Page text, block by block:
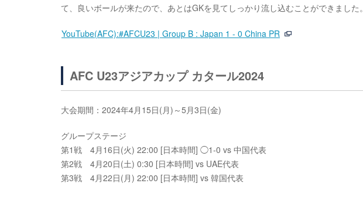
て、良いボールが来たので、あとはGKを見てしっかり流し込むことができました。
YouTube(AFC):#AFCU23 | Group B : Japan 1 - 0 China PR
AFC U23アジアカップ カタール2024
大会期間：2024年4月15日(月)～5月3日(金)
グループステージ
第1戦 4月16日(火) 22:00 [日本時間] ◯1-0 vs 中国代表
第2戦 4月20日(土) 0:30 [日本時間] vs UAE代表
第3戦 4月22日(月) 22:00 [日本時間] vs 韓国代表